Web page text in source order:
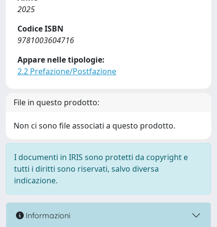
2025
Codice ISBN
9781003604716
Appare nelle tipologie:
2.2 Prefazione/Postfazione
File in questo prodotto:
Non ci sono file associati a questo prodotto.
I documenti in IRIS sono protetti da copyright e
tutti i diritti sono riservati, salvo diversa
indicazione.
Informazioni